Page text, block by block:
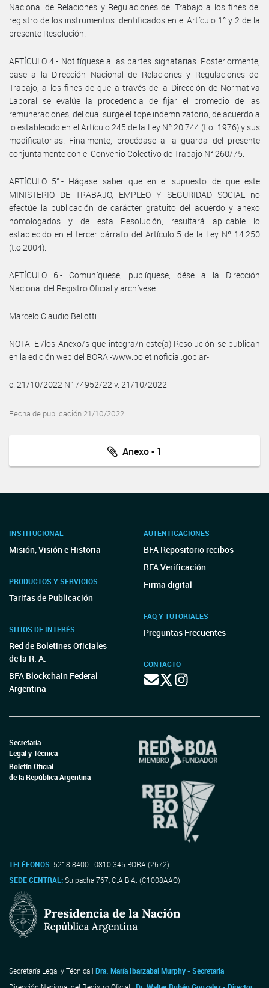
Nacional de Relaciones y Regulaciones del Trabajo a los fines del
registro de los instrumentos identificados en el Artículo 1° y 2 de la
presente Resolución.
ARTÍCULO 4.- Notifíquese a las partes signatarias. Posteriormente,
pase a la Dirección Nacional de Relaciones y Regulaciones del
Trabajo, a los fines de que a través de la Dirección de Normativa
Laboral se evalúe la procedencia de fijar el promedio de las
remuneraciones, del cual surge el tope indemnizatorio, de acuerdo a
lo establecido en el Artículo 245 de la Ley Nº 20.744 (t.o. 1976) y sus
modificatorias. Finalmente, procédase a la guarda del presente
conjuntamente con el Convenio Colectivo de Trabajo N° 260/75.
ARTÍCULO 5°.- Hágase saber que en el supuesto de que este
MINISTERIO DE TRABAJO, EMPLEO Y SEGURIDAD SOCIAL no
efectúe la publicación de carácter gratuito del acuerdo y anexo
homologados y de esta Resolución, resultará aplicable lo
establecido en el tercer párrafo del Artículo 5 de la Ley Nº 14.250
(t.o.2004).
ARTÍCULO 6.- Comuníquese, publíquese, dése a la Dirección
Nacional del Registro Oficial y archívese
Marcelo Claudio Bellotti
NOTA: El/los Anexo/s que integra/n este(a) Resolución se publican
en la edición web del BORA -www.boletinoficial.gob.ar-
e. 21/10/2022 N° 74952/22 v. 21/10/2022
Fecha de publicación 21/10/2022
Anexo - 1
INSTITUCIONAL
Misión, Visión e Historia
PRODUCTOS Y SERVICIOS
Tarifas de Publicación
SITIOS DE INTERÉS
Red de Boletines Oficiales
de la R. A.
BFA Blockchain Federal
Argentina
AUTENTICACIONES
BFA Repositorio recibos
BFA Verificación
Firma digital
FAQ Y TUTORIALES
Preguntas Frecuentes
CONTACTO
Secretaría
Legal y Técnica
Boletín Oficial
de la República Argentina
TELÉFONOS: 5218-8400 - 0810-345-BORA (2672)
SEDE CENTRAL:Suipacha 767, C.A.B.A. (C1008AAO)
Secretaría Legal y Técnica | Dra. María Ibarzabal Murphy - Secretaria